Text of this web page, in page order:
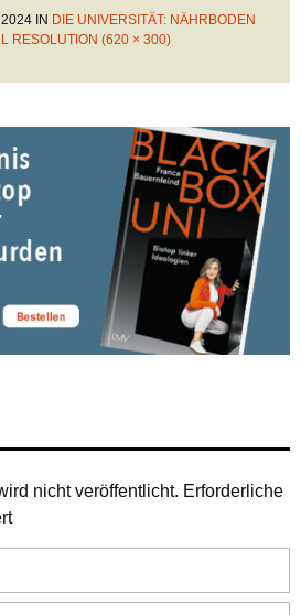
IN DIE UNIVERSITÄT: NÄHRBODEN
RESOLUTION (620 × 300)
nicht veröffentlicht. Erforderliche